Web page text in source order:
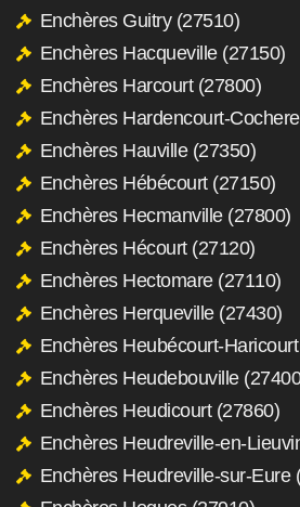
Enchères Guitry (27510)
Enchères Hacqueville (27150)
Enchères Harcourt (27800)
Enchères Hardencourt-
Enchères Hauville (27350)
Enchères Hébécourt (27150)
Enchères Hecmanville (27800)
Enchères Hécourt (27120)
Enchères Hectomare (27110)
Enchères Herqueville (27430)
Enchères Heubécourt-
Enchères Heudebouville
Enchères Heudicourt (27860)
Enchères Heudreville-en-
Enchères Heudreville-sur-Eure